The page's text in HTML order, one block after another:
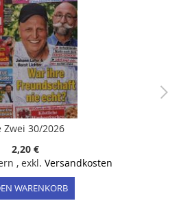
Zwei 30/2026
2,20 €
, exkl. Versandkosten
WARENKORB